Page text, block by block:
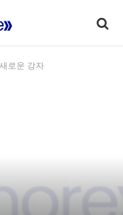
로운 강자